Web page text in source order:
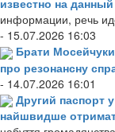
известно на
информации, речь
- 15.07.2026 16:03
Брати
про резонансну
- 14.07.2026 16:01
Другий паспорт
найшвидше